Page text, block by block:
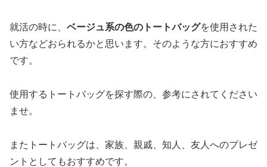
就活の時に、 ベージュ系の色のトートバッグを使用された
い方などおられるかと思います。そのような方におすすめ
です。
使用するトートバッグを探す際の、参考にされてください
ませ。
またトートバッグは、家族、親戚、知人、友人へのプレゼ
ントとしてもおすすめです。